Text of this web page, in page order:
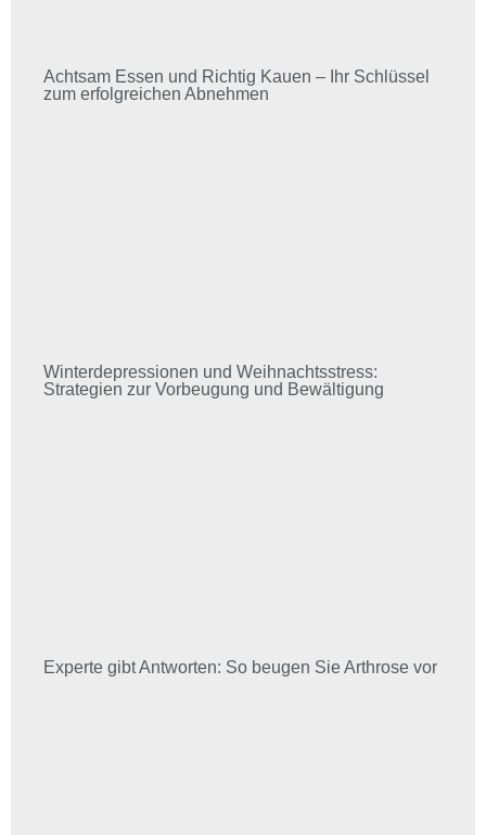
Achtsam Essen und Richtig Kauen – Ihr Schlüssel
zum erfolgreichen Abnehmen
Winterdepressionen und Weihnachtsstress:
Strategien zur Vorbeugung und Bewältigung
Experte gibt Antworten: So beugen Sie Arthrose vor